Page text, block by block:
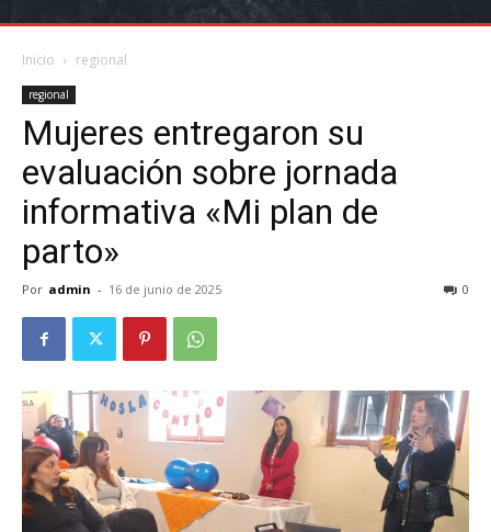
Inicio regional
regional
Mujeres entregaron su
evaluación sobre jornada
informativa «Mi plan de
parto»
Por admin - 16 de junio de 2025 0